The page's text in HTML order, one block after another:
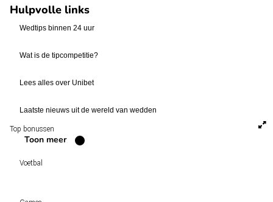
Hulpvolle links
Wedtips binnen 24 uur
Wat is de tipcompetitie?
Lees alles over Unibet
Laatste nieuws uit de wereld van wedden
Top bonussen
Toon meer
Voetbal